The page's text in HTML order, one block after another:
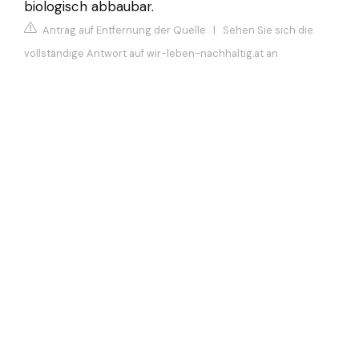
biologisch abbaubar.
Antrag auf Entfernung der Quelle | Sehen Sie sich die
vollständige Antwort auf wir-leben-nachhaltig.at an